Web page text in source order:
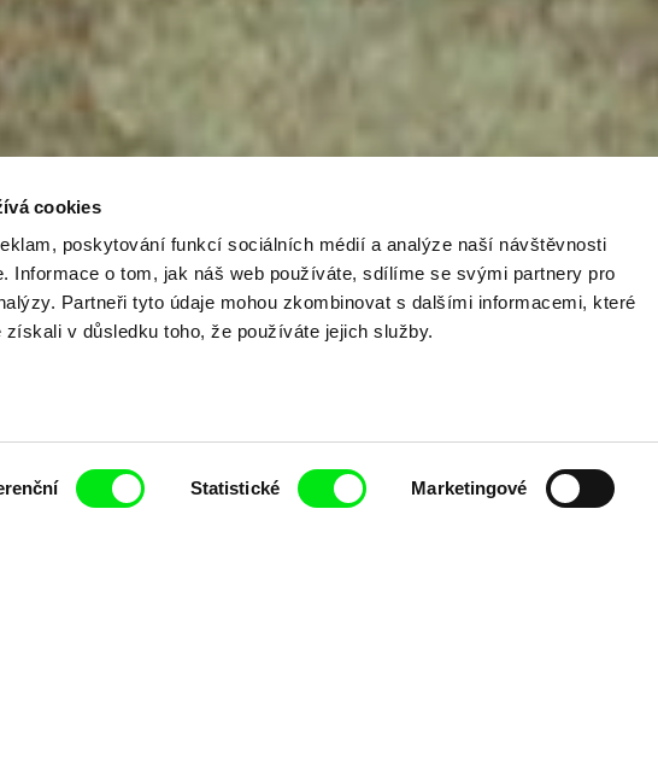
cookies
poskytování funkcí sociálních médií a analýze naší návštěvnosti
Informace o tom, jak náš web používáte, sdílíme se svými partnery pro
Partneři tyto údaje mohou zkombinovat s dalšími informacemi, které
v důsledku toho, že používáte jejich služby.
Statistické Marketingové